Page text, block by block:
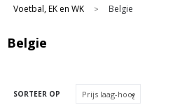
Voetbal, EK en WK
> Belgie
Belgie
SORTEER OP